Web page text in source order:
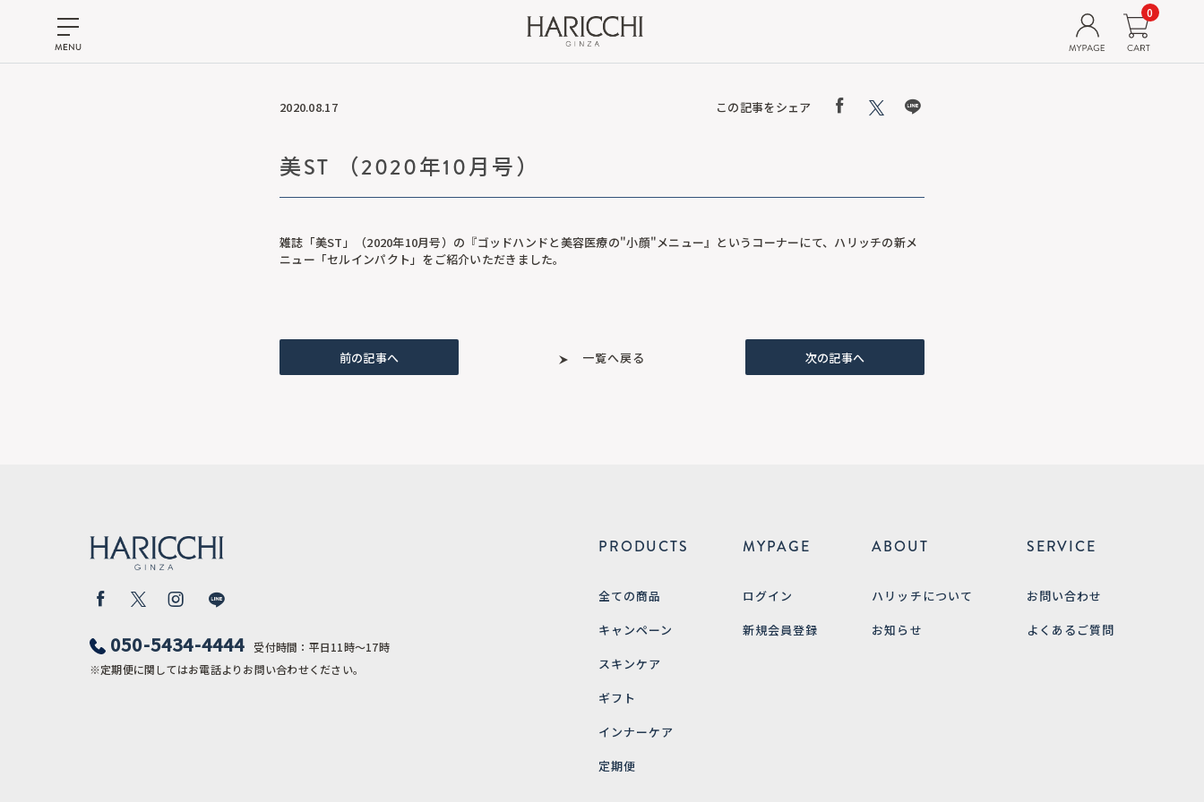
0
2020.08.17 この記事をシェア
美ST （2020年10月号）
雑誌「美ST」（2020年10月号）の『ゴッドハンドと美容医療の"小顔"メニュー』というコーナーにて、ハリッチの新メ
ニュー「セルインパクト」をご紹介いただきました。
前の記事へ 一覧へ戻る 次の記事へ
050-5434-4444
受付時間：平日11時〜17時
※定期便に関してはお電話よりお問い合わせください。
PRODUCTS
全ての商品
キャンペーン
スキンケア
ギフト
インナーケア
定期便
MYPAGE
ログイン
新規会員登録
ABOUT
ハリッチについて
お知らせ
SERVICE
お問い合わせ
よくあるご質問